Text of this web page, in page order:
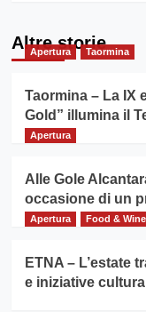
Altre storie
Apertura Taormina
Taormina – La IX
Gold” illumina il
Apertura
Alle Gole
occasione di un
Apertura Food & Wine
ETNA – L’estate
e iniziative